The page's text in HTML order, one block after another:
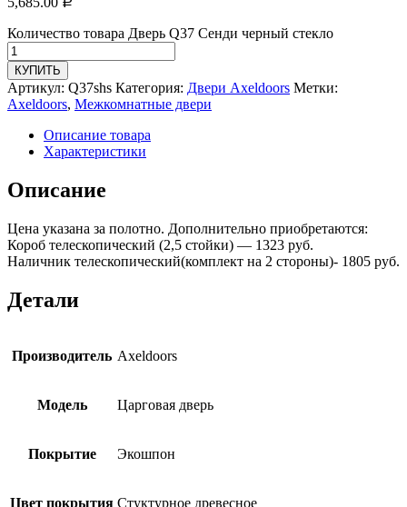
Р
Количество товара Дверь Q37 Сенди черный стекло
КУПИТЬ
Артикул: Q37shs Категория: Двери Axeldoors Метки:
Axeldoors, Межкомнатные двери
Описание товара
Характеристики
Описание
Цена указана за полотно. Дополнительно приобретаются:
Короб телескопический (2,5 стойки) — 1323 руб.
Наличник телескопический(комплект на 2 стороны)- 1805 руб.
Детали
Производитель Axeldoors
Модель Царговая дверь
Покрытие Экошпон
Цвет покрытия Стуктурное древесное